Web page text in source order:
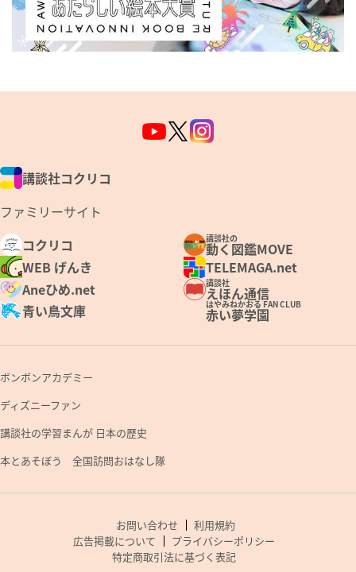
講談社コクリコ
ファミリーサイト
コクリコ
講談社の
動く図鑑MOVE
WEB げんき
TELEMAGA.net
Aneひめ.net
講談社
えほん通信
青い鳥文庫
はやみねかおる FAN CLUB
赤い夢学園
ボンボンアカデミー
ディズニーファン
講談社の学習まんが 日本の歴史
本とあそぼう 全国訪問おはなし隊
お問い合わせ
利用規約
広告掲載について
プライバシーポリシー
特定商取引法に基づく表記